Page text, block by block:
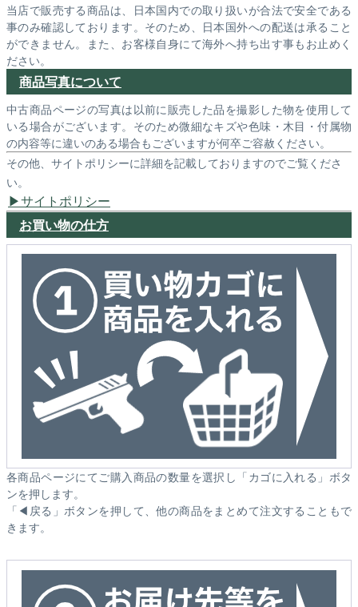
当店で販売する商品は、日本国内での取り扱いが合法で安全である
事のみ確認しております。そのため、日本国外への配送は承ること
ができません。また、お客様自身にて海外へ持ち出す事もお止めく
ださい。
商品写真について
中古商品ページの写真は以前に販売した品を撮影した物を使用して
いる場合がございます。そのため微細なキズや色味・木目・付属物
の内容等に違いのある場合もございますが何卒ご容赦ください。
その他、サイトポリシーに詳細を記載しておりますのでご覧くださ
い。
サイトポリシー
お買い物の仕方
各商品ページにてご購入商品の数量を選択し「カゴに入れる」ボタ
ンを押します。
「◀戻る」ボタンを押して、他の商品をまとめて注文することもで
きます。